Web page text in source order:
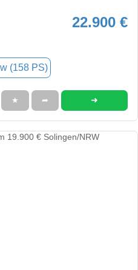
22.900 €
(158 PS)
★ ➦ ➜